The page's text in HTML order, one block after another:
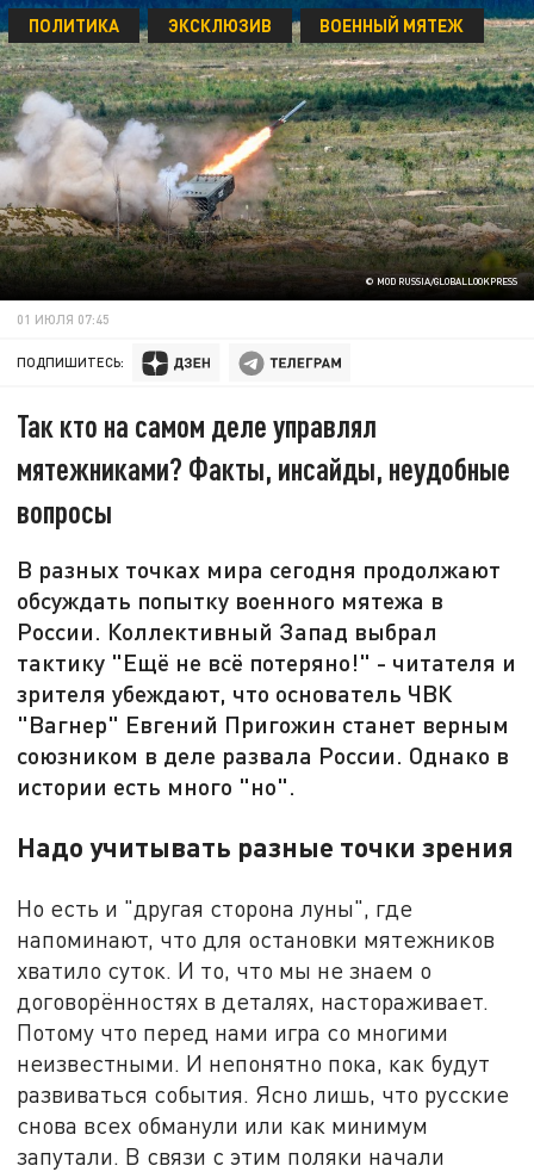
© MOD RUSSIA/GLOBALLOOKPRESS
ПОЛИТИКА ЭКСКЛЮЗИВ ВОЕННЫЙ МЯТЕЖ
01 ИЮЛЯ 07:45
ПОДПИШИТЕСЬ:
Так кто на самом деле управлял
мятежниками? Факты, инсайды, неудобные
вопросы
В разных точках мира сегодня продолжают
обсуждать попытку военного мятежа в
России. Коллективный Запад выбрал
тактику "Ещё не всё потеряно!" - читателя и
зрителя убеждают, что основатель ЧВК
"Вагнер" Евгений Пригожин станет верным
союзником в деле развала России. Однако в
истории есть много "но".
Надо учитывать разные точки зрения
Но есть и "другая сторона луны", где
напоминают, что для остановки мятежников
хватило суток. И то, что мы не знаем о
договорённостях в деталях, настораживает.
Потому что перед нами игра со многими
неизвестными. И непонятно пока, как будут
развиваться события. Ясно лишь, что русские
снова всех обманули или как минимум
запутали. В связи с этим поляки начали